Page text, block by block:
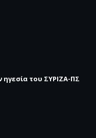
του ΣΥΡΙΖΑ-ΠΣ